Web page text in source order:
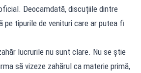
Deocamdată, discuțiile dintre
pe tipurile de venituri care ar putea fi
lucrurile nu sunt clare. Nu se știe
să vizeze zahărul ca materie primă,